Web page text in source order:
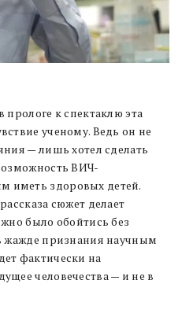
прологе к спектаклю эта
ученому. Ведь он не
— лишь хотел сделать
ВИЧ-
иметь здоровых детей.
сюжет делает
было обойтись без
жажде признания научным
фактически на
человечества — и не в